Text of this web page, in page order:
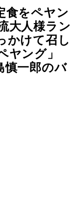
食をペヤン
大人様ラン
かけて召し
ヤング」
慎一郎のバ